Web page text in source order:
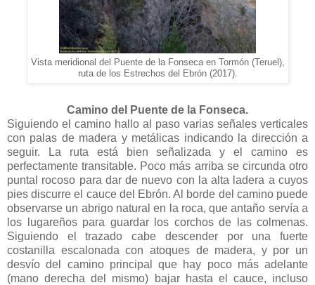
Vista meridional del Puente de la Fonseca en Tormón (Teruel),
ruta de los Estrechos del Ebrón (2017).
Camino del Puente de la Fonseca.
Siguiendo el camino hallo al paso varias señales verticales
con palas de madera y metálicas indicando la dirección a
seguir. La ruta está bien señalizada y el camino es
perfectamente transitable. Poco más arriba se circunda otro
puntal rocoso para dar de nuevo con la alta ladera a cuyos
pies discurre el cauce del Ebrón. Al borde del camino puede
observarse un abrigo natural en la roca, que antaño servía a
los lugareños para guardar los corchos de las colmenas.
Siguiendo el trazado cabe descender por una fuerte
costanilla escalonada con atoques de madera, y por un
desvío del camino principal que hay poco más adelante
(mano derecha del mismo) bajar hasta el cauce, incluso